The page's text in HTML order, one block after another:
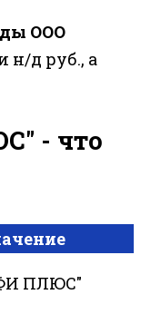
ООО
н/д руб., а
- что
ПЛЮС"